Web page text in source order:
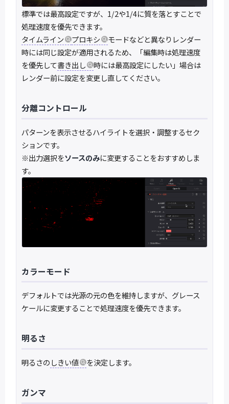
標準では最高設定ですが、1/2や1/4に質を落とすことで
処理速度を優先できます。
タイムライン
プロキシ
モードなどと異なりレンダー
時には同じ設定が適用されるため、「編集時は処理速度
を優先して書き出し
時には最高設定にしたい」場合は
レンダー前に設定を変更し直してください。
分離コントロール
パターンを表示させるハイライトを選択・調整するセク
ションです。
※出力選択をソースのみに変更することをおすすめしま
す。
カラーモード
デフォルトでは光源の元の色を維持しますが、グレース
ケールに変更することで処理速度を優先できます。
明るさ
明るさのしきい値 を決定します。
ガンマ